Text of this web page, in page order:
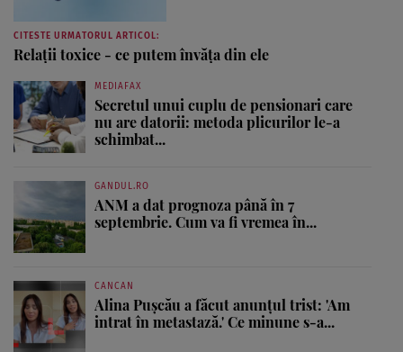
CITESTE URMATORUL ARTICOL:
Relații toxice - ce putem învăța din ele
MEDIAFAX
Secretul unui cuplu de pensionari care
nu are datorii: metoda plicurilor le-a
schimbat...
GANDUL.RO
ANM a dat prognoza până în 7
septembrie. Cum va fi vremea în...
CANCAN
Alina Pușcău a făcut anunțul trist: 'Am
intrat în metastază.' Ce minune s-a...